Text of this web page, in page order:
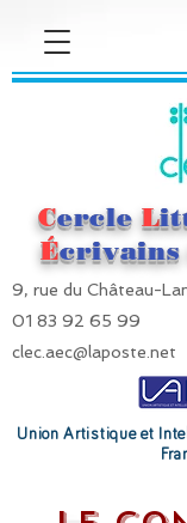
Cercle L
Écrivains
9, rue du Château-
01 83 92 65 99
clec.aec@laposte.net
Union Artistique et